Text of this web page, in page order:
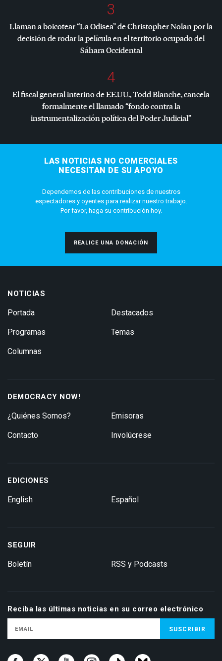
3
Llaman a boicotear “La Odisea” de Christopher Nolan por la
decisión de rodar la película en el territorio ocupado del
Sáhara Occidental
4
El fiscal general interino de EE.UU., Todd Blanche, cancela
formalmente el llamado “fondo contra la
instrumentalización política del Poder Judicial”
LAS NOTICIAS NO COMERCIALES
NECESITAN DE SU APOYO
Dependemos de las contribuciones de nuestros
espectadores y oyentes para realizar nuestro trabajo.
Por favor, haga su contribución hoy.
REALICE UNA DONACIÓN
NOTICIAS
Portada
Programas
Columnas
Destacados
Temas
DEMOCRACY NOW!
¿Quiénes Somos?
Contacto
Emisoras
Involúcrese
EDICIONES
English Español
SEGUIR
Boletín RSS y Podcasts
Reciba las últimas noticias en su correo electrónico